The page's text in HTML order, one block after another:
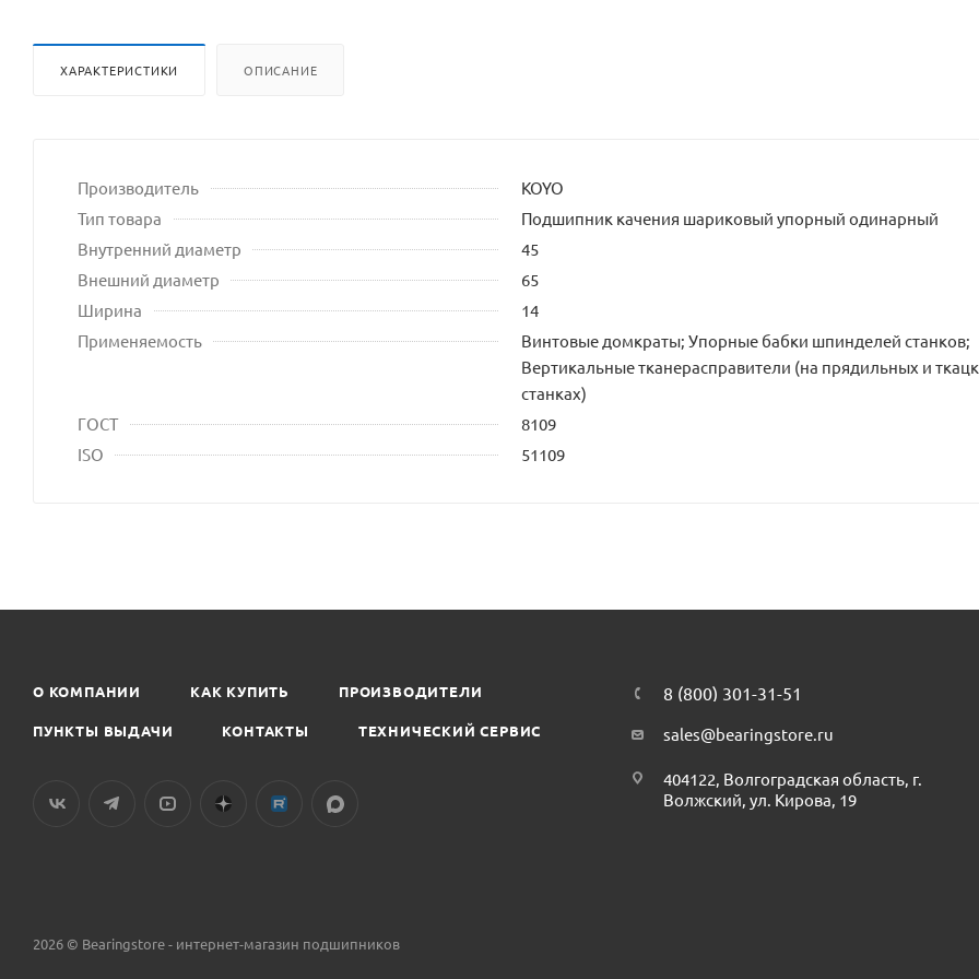
ХАРАКТЕРИСТИКИ ОПИСАНИЕ
Производитель
KOYO
Тип товара
Подшипник качения шариковый упорный одинарный
Внутренний диаметр
45
Внешний диаметр
65
Ширина
14
Применяемость
Винтовые домкраты; Упорные бабки шпинделей станков;
Вертикальные тканерасправители (на прядильных и
станках)
ГОСТ
8109
ISO
51109
О КОМПАНИИ КАК КУПИТЬ ПРОИЗВОДИТЕЛИ
ПУНКТЫ ВЫДАЧИ КОНТАКТЫ ТЕХНИЧЕСКИЙ СЕРВИС
8 (800) 301-31-51
sales@bearingstore.ru
404122, Волгоградская область, г.
Волжский, ул. Кирова, 19
2026 © Bearingstore - интернет-магазин подшипников